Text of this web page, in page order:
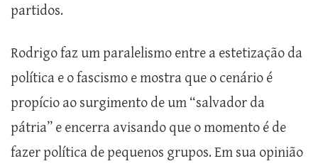
partidos.
Rodrigo faz um paralelismo entre a estetização da
política e o fascismo e mostra que o cenário é
propício ao surgimento de um “salvador da
pátria” e encerra avisando que o momento é de
fazer política de pequenos grupos. Em sua opinião